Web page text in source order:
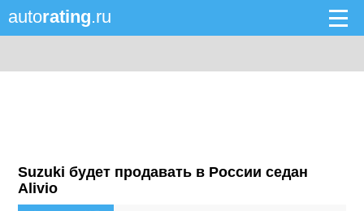
autorating.ru
Suzuki будет продавать в России седан
Alivio